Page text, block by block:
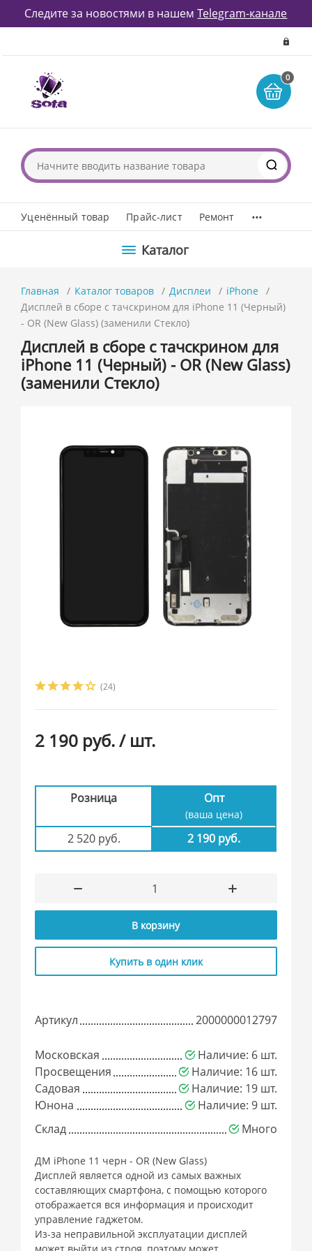
Следите за новостями в нашемTelegram-канале
0
Уценённый товар Прайс-лист Ремонт ...
Каталог
Главная Каталог товаров Дисплеи
iPhone
Дисплей в сборе с тачскрином для iPhone 11 (Черный)
- OR (New Glass) (заменили Стекло)
Дисплей в сборе с тачскрином для
iPhone 11 (Черный) - OR (New Glass)
(заменили Стекло)
(24)
2 190 руб./ шт.
Розница Опт
(ваша цена)
2 520 руб. 2 190 руб.
В корзину
Купить в один клик
Артикул 2000000012797
Московская
Наличие: 6 шт.
Просвещения
Наличие: 16 шт.
Садовая
Наличие: 19 шт.
Юнона
Наличие: 9 шт.
Склад
Много
ДМ iPhone 11 черн - OR (New Glass)
Дисплей является одной из самых важных
составляющих смартфона, с помощью которого
отображается вся информация и происходит
управление гаджетом.
Из-за неправильной эксплуатации дисплей